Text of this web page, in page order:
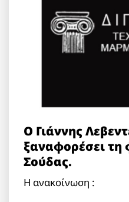
Ο Γιάννης
ξαναφορέσει
Σούδας.
Η ανακοίνωση :